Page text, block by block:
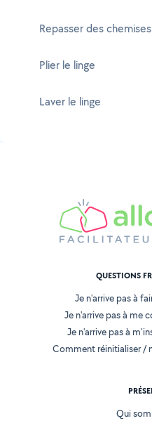
Repasser des chemises
Plier le linge
Laver le linge
QUESTIONS
Je n'arrive pas à
Je n'arrive pas à me
Je n'arrive pas à
Comment réinitialiser /
Qui